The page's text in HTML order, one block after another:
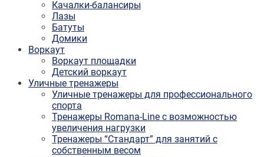
Качалки-балансиры
Лазы
Батуты
Домики
Воркаут
Воркаут площадки
Детский воркаут
Уличные тренажеры
Уличные тренажеры для профессионального
спорта
Тренажеры Romana-Line с возможностью
увеличения нагрузки
Тренажеры “Стандарт” для занятий с
собственным весом